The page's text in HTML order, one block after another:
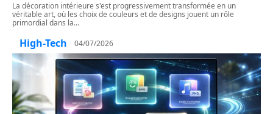
La décoration intérieure s'est progressivement transformée en un
véritable art, où les choix de couleurs et de designs jouent un rôle
primordial dans la…
High-Tech 04/07/2026